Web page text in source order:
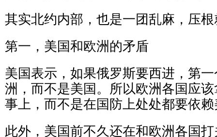
其实北约内部，也是一团乱麻，压
第一，美国和欧洲的矛盾
美国表示，如果俄罗斯要西进，第
洲，而不是美国。所以欧洲各国应
事上，而不是在国防上处处都要依
此外，美国前不久还在和欧洲各国